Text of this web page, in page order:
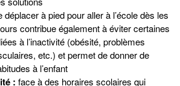
déplacer à pied pour aller à l’école dès les
contribue également à éviter certaines
à l’inactivité (obésité, problèmes
etc.) et permet de donner de
à l’enfant
: face à des horaires scolaires qui